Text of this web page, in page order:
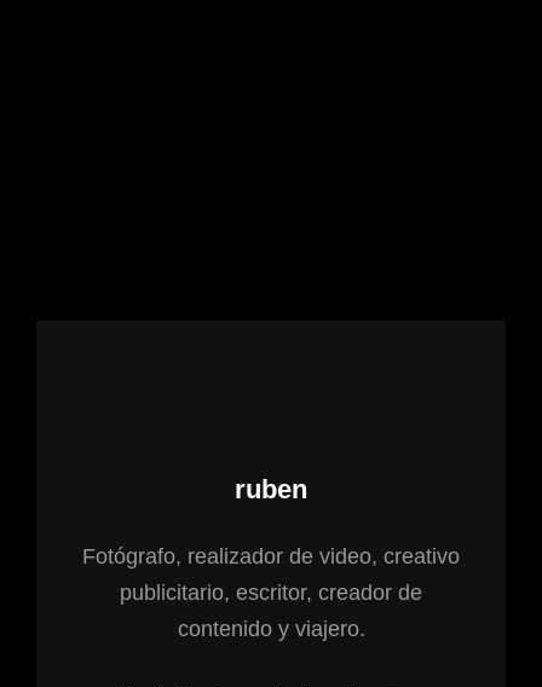
Autor:
ruben
Fotógrafo, realizador de video, creativo
publicitario, escritor, creador de
contenido y viajero.